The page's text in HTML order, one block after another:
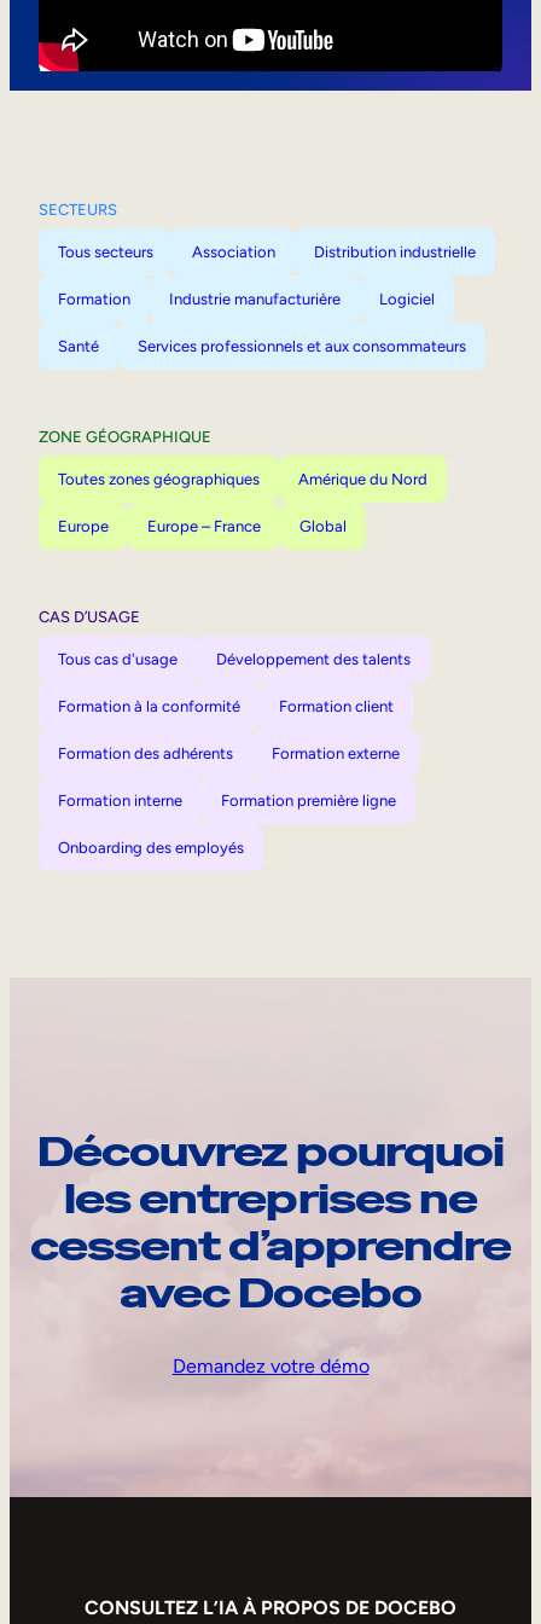
SECTEURS
Tous secteurs Association Distribution industrielle
Formation Industrie manufacturière Logiciel
Santé Services professionnels et aux consommateurs
ZONE GÉOGRAPHIQUE
Toutes zones géographiques Amérique du Nord
Europe Europe – France Global
CAS D’USAGE
Tous cas d'usage Développement des talents
Formation à la conformité Formation client
Formation des adhérents Formation externe
Formation interne Formation première ligne
Onboarding des employés
Découvrez pourquoi
les entreprises ne
cessent d’apprendre
avec Docebo
Demandez votre démo
CONSULTEZ L’IA À PROPOS DE DOCEBO